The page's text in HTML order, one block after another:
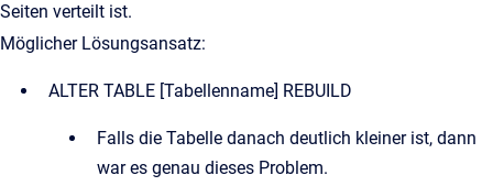
Seiten verteilt ist.
Möglicher Lösungsansatz:
ALTER TABLE [Tabellenname] REBUILD
Falls die Tabelle danach deutlich kleiner ist, dann
war es genau dieses Problem.